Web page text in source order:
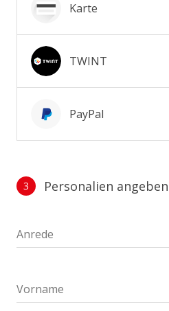
Karte
TWINT
PayPal
3 Personalien angeben
Anrede
Vorname